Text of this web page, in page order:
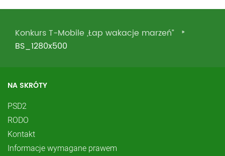
Konkurs T-Mobile „Łap wakacje marzeń”
BS_1280x500
NA SKRÓTY
PSD2
RODO
Kontakt
Informacje wymagane prawem